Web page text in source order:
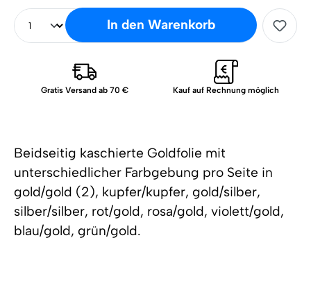
Beidseitig kaschierte Goldfolie mit
unterschiedlicher Farbgebung pro Seite in
gold/gold (2), kupfer/kupfer, gold/silber,
silber/silber, rot/gold, rosa/gold, violett/gold,
blau/gold, grün/gold.
In den Warenkorb
Gratis Versand ab 70 € Kauf auf Rechnung möglich